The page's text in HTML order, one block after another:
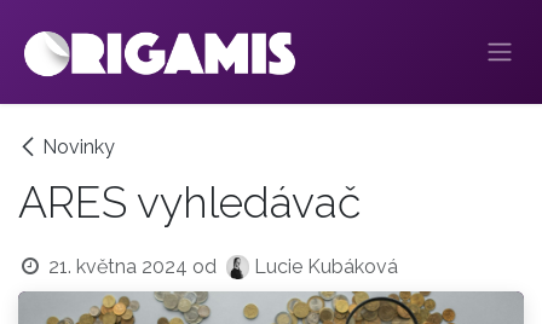
Novinky
ARES vyhledávač
21. května 2024 od Lucie Kubáková